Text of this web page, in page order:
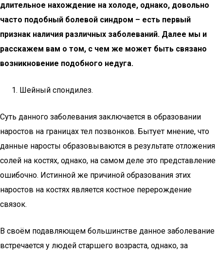
длительное нахождение на холоде, однако, довольно
часто подобный болевой синдром – есть первый
признак наличия различных заболеваний. Далее мы и
расскажем вам о том, с чем же может быть связано
возникновение подобного недуга.
Шейный спондилез.
Суть данного заболевания заключается в образовании
наростов на границах тел позвонков. Бытует мнение, что
данные наросты образовываются в результате отложения
солей на костях, однако, на самом деле это представление
ошибочно. Истинной же причиной образования этих
наростов на костях является костное перерождение
связок.
В своём подавляющем большинстве данное заболевание
встречается у людей старшего возраста, однако, за